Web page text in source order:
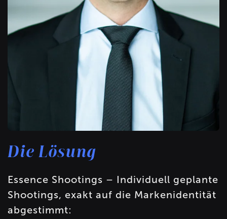
Die Lösung
Essence Shootings – Individuell geplante
Shootings, exakt auf die Markenidentität
abgestimmt: